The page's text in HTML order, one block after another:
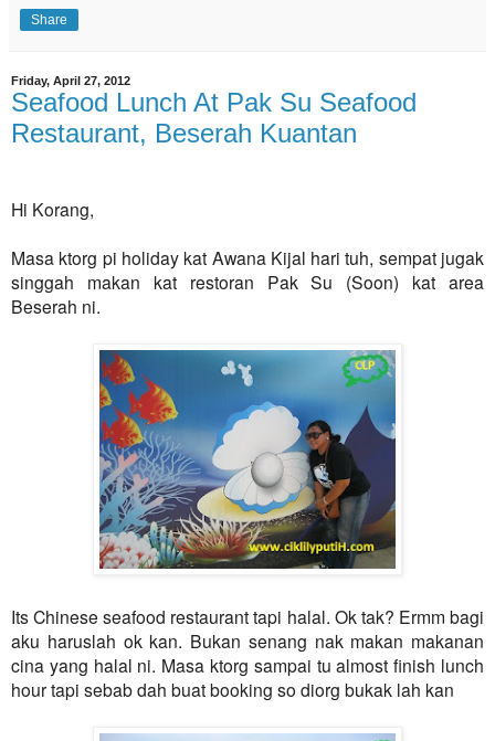
Share
Friday, April 27, 2012
Seafood Lunch At Pak Su Seafood
Restaurant, Beserah Kuantan
Hi Korang,
Masa ktorg pi holiday kat Awana Kijal hari tuh, sempat jugak
singgah makan kat restoran Pak Su (Soon) kat area
Beserah ni.
Its Chinese seafood restaurant tapi halal. Ok tak? Ermm bagi
aku haruslah ok kan. Bukan senang nak makan makanan
cina yang halal ni. Masa ktorg sampai tu almost finish lunch
hour tapi sebab dah buat booking so diorg bukak lah kan